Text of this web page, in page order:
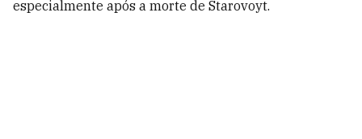
especialmente após a morte de Starovoyt.